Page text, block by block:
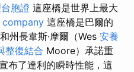
胞證 這座橋是世界上最大
company 這座橋是巴爾的
州長韋斯·摩爾（Wes 安養
整復結合 Moore）承諾重
布了達利的瞬時性能，這